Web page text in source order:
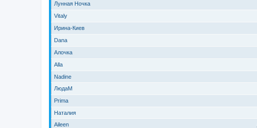
Лунная Ночка
Vitaly
Ирина-Киев
Dana
Алочка
Alla
Nadine
ЛюдаМ
Prima
Наталия
Aileen